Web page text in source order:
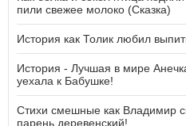
пили свежее молоко (Сказка)
История как Толик любил
История - Лучшая в мире
уехала к Бабушке!
Стихи смешные как Владимир
парень деревенский!